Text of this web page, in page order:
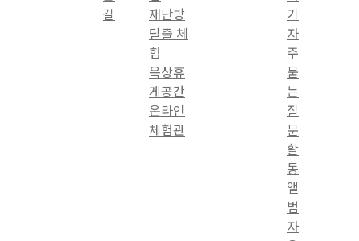
길
재난방
탈출 체
험
옥상휴
게공간
온라인
체험관
기
자
주
묻
는
질
문
활
동
앨
범
자